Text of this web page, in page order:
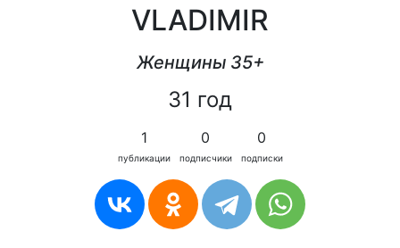
VLADIMIR
Женщины 35+
31 год
1
публикации
0
подписчики
0
подписки